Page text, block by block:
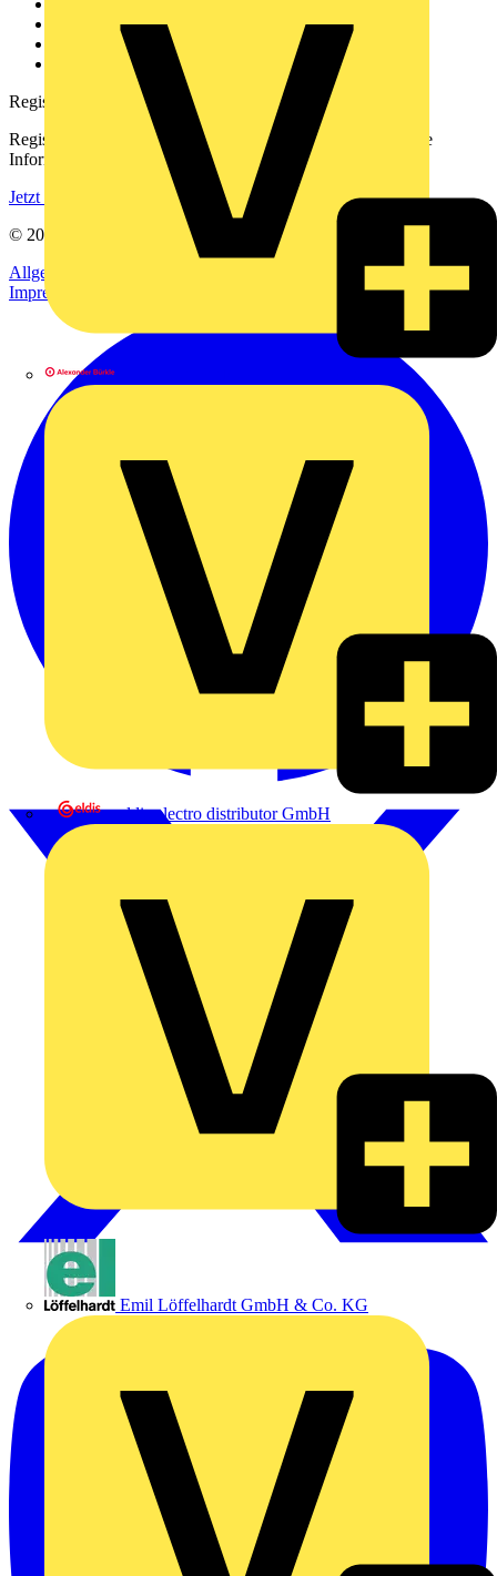
eldis electro distributor GmbH
Emil Löffelhardt GmbH & Co. KG
Downloadbereich (PDFs)
Häufig gestellte Fragen
voltimum.com
Registrierung
Registrieren Sie sich kostenlos und erhalten Sie stets aktuelle
Informationen aus der Elektroindustrie.
Jetzt registrieren
© 2002-
Allgemeine Geschäftsbedingungen
Datenschutzerklärung
Impressum